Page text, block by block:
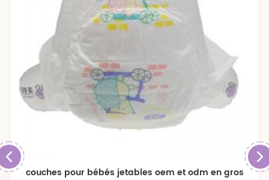
couches pour bébés jetables oem et odm en gros